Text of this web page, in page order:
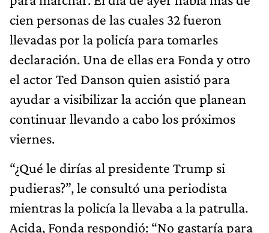
cien personas de las cuales 32 fueron
llevadas por la policía para tomarles
declaración. Una de ellas era Fonda y otro
el actor Ted Danson quien asistió para
ayudar a visibilizar la acción que planean
continuar llevando a cabo los próximos
viernes.
“¿Qué le dirías al presidente Trump si
pudieras?”, le consultó una periodista
mientras la policía la llevaba a la patrulla.
Acida, Fonda respondió: “No gastaría para